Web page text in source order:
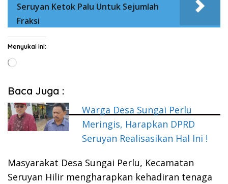
Seruyan Ketok Palu Untuk Sejumlah
Fraksi
Menyukai ini:
Memuat...
Baca Juga :
Warga Desa Sungai Perlu
Meringis, Harapkan DPRD
Seruyan Realisasikan Hal Ini !
Masyarakat Desa Sungai Perlu, Kecamatan
Seruyan Hilir mengharapkan kehadiran tenaga